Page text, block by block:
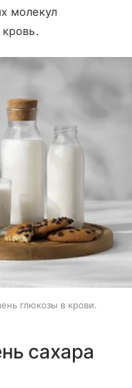
молекул
глюкозы в крови.
сахара